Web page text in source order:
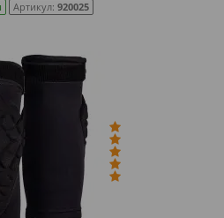
Артикул:920025